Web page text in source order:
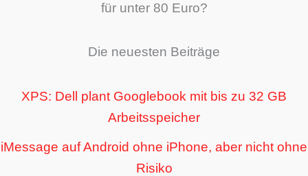
für unter 80 Euro?
Die neuesten Beiträge
XPS: Dell plant Googlebook mit bis zu 32 GB
Arbeitsspeicher
iMessage auf Android ohne iPhone, aber nicht ohne
Risiko